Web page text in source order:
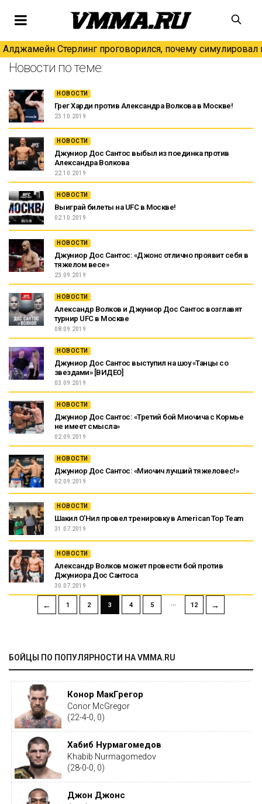
Алджамейн Стерлинг проговорился, почему симулировал
Новости по теме:
НОВОСТИ
Грег Харди против Александра Волкова в Москве!
23.10.2019
НОВОСТИ
Джуниор Дос Сантос выбыл из поединка против
Александра Волкова
22.10.2019
НОВОСТИ
Выиграй билеты на UFC в Москве!
02.10.2019
НОВОСТИ
Джуниор Дос Сантос: «Джонс отлично проявит себя в
тяжелом весе»
23.09.2019
НОВОСТИ
Александр Волков и Джуниор Дос Сантос возглавят
турнир UFC в Москве
08.09.2019
НОВОСТИ
Джуниор Дос Сантос выступил на шоу «Танцы со
звездами» [ВИДЕО]
03.09.2019
НОВОСТИ
Джуниор Дос Сантос: «Третий бой Миочича с Кормье
не имеет смысла»
02.09.2019
НОВОСТИ
Джуниор Дос Сантос: «Миочич лучший тяжеловес!»
02.09.2019
НОВОСТИ
Шакил О’Нил провел тренировку в American Top Team
31.07.2019
НОВОСТИ
Александр Волков может провести бой против
Джуниора Дос Сантоса
30.07.2019
← 1 2 3 4 5 … 12 →
БОЙЦЫ ПО ПОПУЛЯРНОСТИ НА VMMA.RU
Конор МакГрегор
Conor McGregor
(22-4-0, 0)
Хабиб Нурмагомедов
Khabib Nurmagomedov
(28-0-0, 0)
Джон Джонс